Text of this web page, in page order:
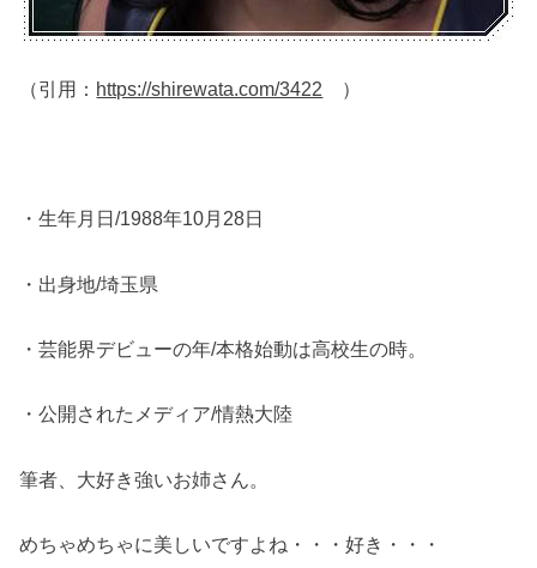
（引用： https://shirewata.com/3422 ）
・生年月日/1988年10月28日
・出身地/埼玉県
・芸能界デビューの年/本格始動は高校生の時。
・公開されたメディア/情熱大陸
筆者、大好き強いお姉さん。
めちゃめちゃに美しいですよね・・・好き・・・